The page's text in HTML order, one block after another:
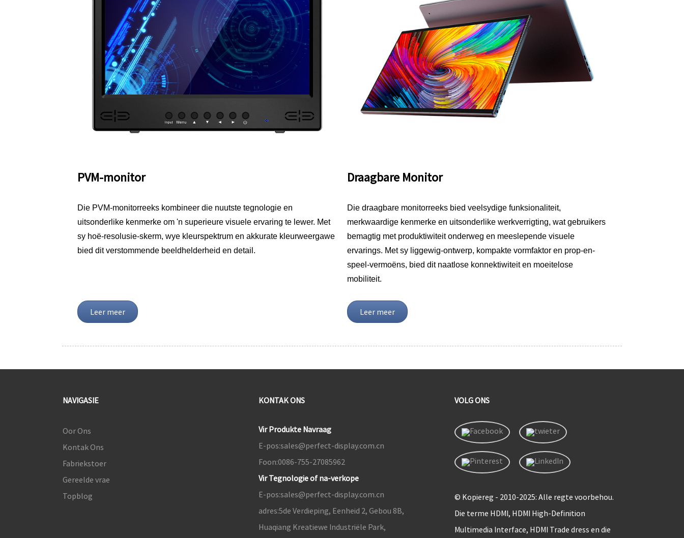
PVM-monitor
Die PVM-monitorreeks kombineer die nuutste tegnologie en
uitsonderlike kenmerke om 'n superieure visuele ervaring te lewer. Met
sy hoë-resolusie-skerm, wye kleurspektrum en akkurate kleurweergawe
bied dit verstommende beeldhelderheid en detail.
Draagbare Monitor
Die draagbare monitorreeks bied veelsydige funksionaliteit,
merkwaardige kenmerke en uitsonderlike werkverrigting, wat gebruikers
bemagtig met produktiwiteit onderweg en meeslepende visuele
ervarings. Met sy liggewig-ontwerp, kompakte vormfaktor en prop-en-
speel-vermoëns, bied dit naatlose konnektiwiteit en moeitelose
mobiliteit.
Leer meer Leer meer
NAVIGASIE
Oor Ons
Kontak Ons
Fabriekstoer
Gereelde vrae
Topblog
KONTAK ONS
Vir Produkte Navraag
E-pos:sales@perfect-display.com.cn
Foon:0086-755-27085962
Vir Tegnologie of na-verkope
E-pos:sales@perfect-display.com.cn
adres:5de Verdieping, Eenheid 2, Gebou 8B,
Huaqiang Kreatiewe Industriële Park,
VOLG ONS
© Kopiereg - 2010-2025: Alle regte voorbehou.
Die terme HDMI, HDMI High-Definition
Multimedia Interface, HDMI Trade dress en die